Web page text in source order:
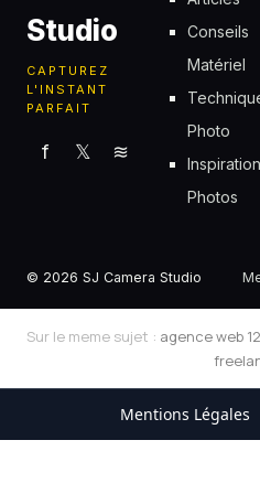
Studio
CAPTUREZ
L'INSTANT
PARFAIT
f 𝕏 ≋
Conseils
Matériel
Photo
Photos
© 2026 SJ Camera Studio
Sur le meme sujet : agence web
Mentions Légales